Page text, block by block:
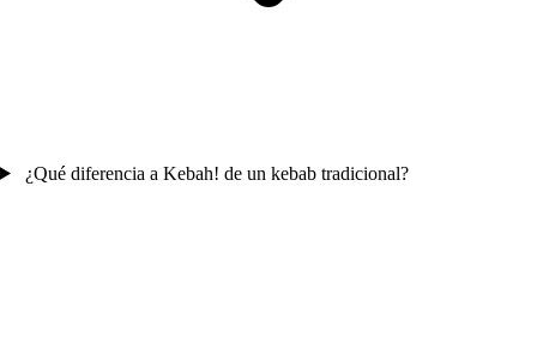
¿Qué diferencia a Kebah! de un kebab tradicional?